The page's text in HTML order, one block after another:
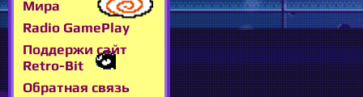
Мира
Radio GamePlay
Поддержи сайт
Retro-Bit
Обратная связь